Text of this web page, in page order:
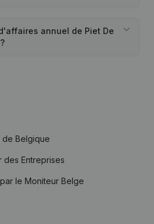
annuel de Piet De
de Belgique
des Entreprises
le Moniteur Belge